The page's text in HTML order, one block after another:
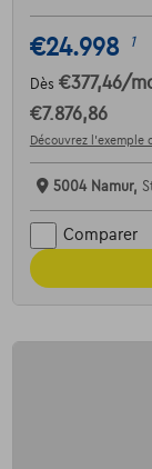
€24.998 1
Dès €377,46/
€7.876,86
Découvrez l’exemple
5004 Namur,
Comparer